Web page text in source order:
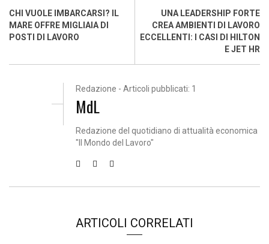
CHI VUOLE IMBARCARSI? IL
MARE OFFRE MIGLIAIA DI
POSTI DI LAVORO
UNA LEADERSHIP FORTE
CREA AMBIENTI DI LAVORO
ECCELLENTI: I CASI DI HILTON
E JET HR
Redazione - Articoli pubblicati: 1
MdL
Redazione del quotidiano di attualità economica
"Il Mondo del Lavoro"
ARTICOLI CORRELATI